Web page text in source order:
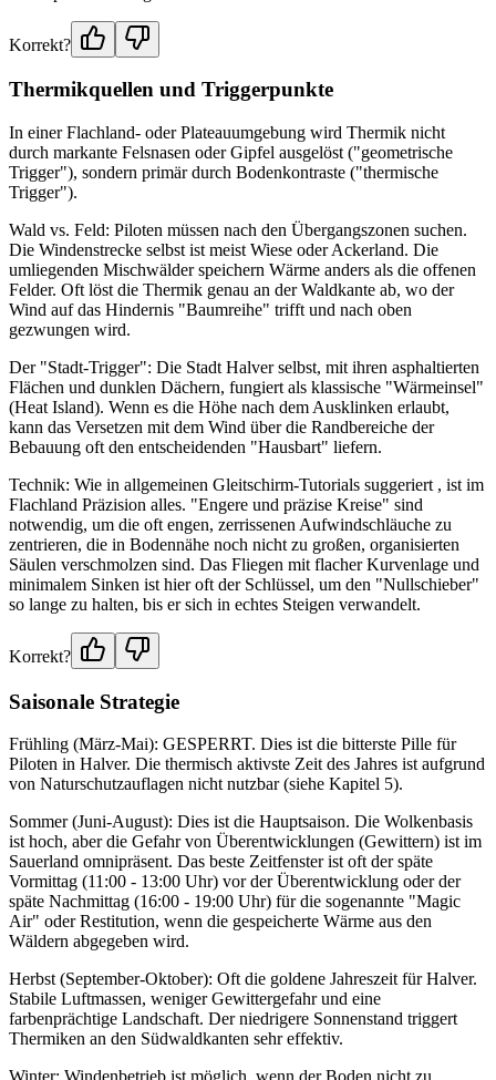
Korrekt?
Thermikquellen und Triggerpunkte
In einer Flachland- oder Plateauumgebung wird Thermik nicht
durch markante Felsnasen oder Gipfel ausgelöst ("geometrische
Trigger"), sondern primär durch Bodenkontraste ("thermische
Trigger").
Wald vs. Feld: Piloten müssen nach den Übergangszonen suchen.
Die Windenstrecke selbst ist meist Wiese oder Ackerland. Die
umliegenden Mischwälder speichern Wärme anders als die offenen
Felder. Oft löst die Thermik genau an der Waldkante ab, wo der
Wind auf das Hindernis "Baumreihe" trifft und nach oben
gezwungen wird.
Der "Stadt-Trigger": Die Stadt Halver selbst, mit ihren asphaltierten
Flächen und dunklen Dächern, fungiert als klassische "Wärmeinsel"
(Heat Island). Wenn es die Höhe nach dem Ausklinken erlaubt,
kann das Versetzen mit dem Wind über die Randbereiche der
Bebauung oft den entscheidenden "Hausbart" liefern.
Technik: Wie in allgemeinen Gleitschirm-Tutorials suggeriert , ist im
Flachland Präzision alles. "Engere und präzise Kreise" sind
notwendig, um die oft engen, zerrissenen Aufwindschläuche zu
zentrieren, die in Bodennähe noch nicht zu großen, organisierten
Säulen verschmolzen sind. Das Fliegen mit flacher Kurvenlage und
minimalem Sinken ist hier oft der Schlüssel, um den "Nullschieber"
so lange zu halten, bis er sich in echtes Steigen verwandelt.
Korrekt?
Saisonale Strategie
Frühling (März-Mai): GESPERRT. Dies ist die bitterste Pille für
Piloten in Halver. Die thermisch aktivste Zeit des Jahres ist aufgrund
von Naturschutzauflagen nicht nutzbar (siehe Kapitel 5).
Sommer (Juni-August): Dies ist die Hauptsaison. Die Wolkenbasis
ist hoch, aber die Gefahr von Überentwicklungen (Gewittern) ist im
Sauerland omnipräsent. Das beste Zeitfenster ist oft der späte
Vormittag (11:00 - 13:00 Uhr) vor der Überentwicklung oder der
späte Nachmittag (16:00 - 19:00 Uhr) für die sogenannte "Magic
Air" oder Restitution, wenn die gespeicherte Wärme aus den
Wäldern abgegeben wird.
Herbst (September-Oktober): Oft die goldene Jahreszeit für Halver.
Stabile Luftmassen, weniger Gewittergefahr und eine
farbenprächtige Landschaft. Der niedrigere Sonnenstand triggert
Thermiken an den Südwaldkanten sehr effektiv.